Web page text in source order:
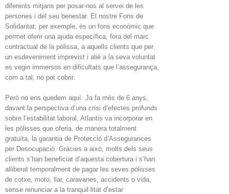
diferents mitjans per posar-nos al servei de les
persones i del seu benestar. El nostre Fons de
Solidaritat, per exemple, és un fons econòmic que
permet oferir una ajuda específica, fora del marc
contractual de la pòlissa, a aquells clients que per
un esdeveniment imprevist i aliè a la seva voluntat
es vegin immersos en dificultats que l’assegurança,
com a tal, no pot cobrir.
Però no ens quedem aquí. Ja fa més de 6 anys,
davant la perspectiva d’una crisi d’efectes profunds
sobre l’estabilitat laboral, Atlantis va incorporar en
les pòlisses que oferia, de manera totalment
gratuïta, la garantia de Protecció d’Assegurances
per Desocupació. Gràcies a això, molts dels seus
clients s’han beneficiat d’aquesta cobertura i s’han
alliberat temporalment de pagar les seves pòlisses
de cotxe, moto, llar, caravanes, accidents o vida,
sense renunciar a la tranquil·litat d’estar